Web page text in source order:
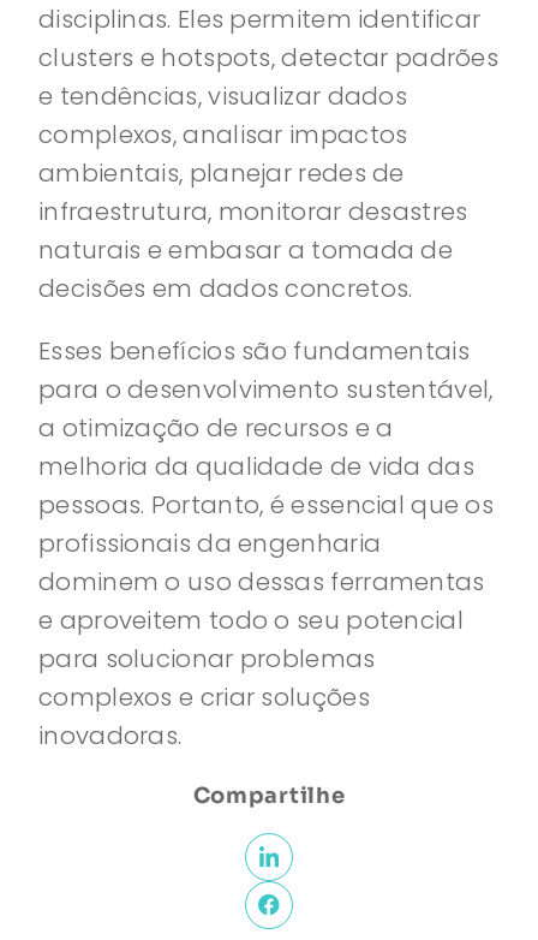
disciplinas. Eles permitem identificar
clusters e hotspots, detectar padrões
e tendências, visualizar dados
complexos, analisar impactos
ambientais, planejar redes de
infraestrutura, monitorar desastres
naturais e embasar a tomada de
decisões em dados concretos.
Esses benefícios são fundamentais
para o desenvolvimento sustentável,
a otimização de recursos e a
melhoria da qualidade de vida das
pessoas. Portanto, é essencial que os
profissionais da engenharia
dominem o uso dessas ferramentas
e aproveitem todo o seu potencial
para solucionar problemas
complexos e criar soluções
inovadoras.
Compartilhe